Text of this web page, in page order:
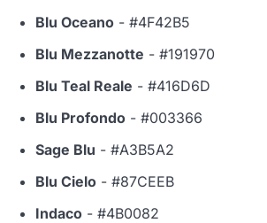
Blu Oceano - #4F42B5
Blu Mezzanotte - #191970
Blu Teal Reale - #416D6D
Blu Profondo - #003366
Sage Blu - #A3B5A2
Blu Cielo - #87CEEB
Indaco - #4B0082